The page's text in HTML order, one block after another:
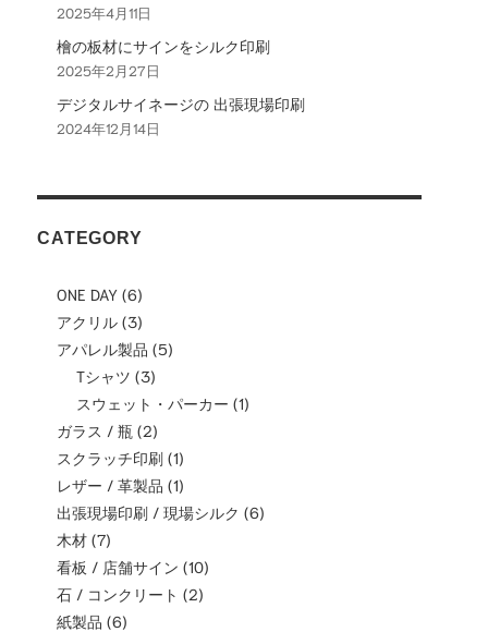
2025年4月11日
檜の板材にサインをシルク印刷
2025年2月27日
デジタルサイネージの 出張現場印刷
2024年12月14日
CATEGORY
ONE DAY (6)
アクリル (3)
アパレル製品 (5)
Tシャツ (3)
スウェット・パーカー (1)
ガラス / 瓶 (2)
スクラッチ印刷 (1)
レザー / 革製品 (1)
出張現場印刷 / 現場シルク (6)
木材 (7)
看板 / 店舗サイン (10)
石 / コンクリート (2)
紙製品 (6)